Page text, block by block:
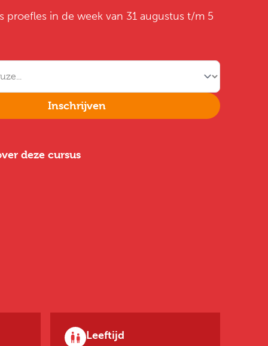
proefles in de week van 31 augustus t/m 5
Inschrijven
deze cursus
Leeftijd